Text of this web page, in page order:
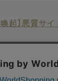
起】悪質サ
CO., LTD.